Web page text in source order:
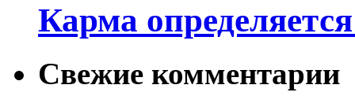
Карма
Свежие комментарии